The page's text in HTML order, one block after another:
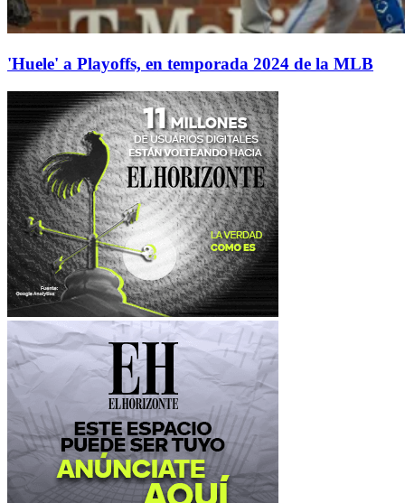
'Huele' a Playoffs, en temporada 2024 de la MLB